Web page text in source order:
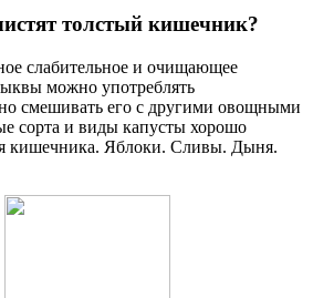
толстый кишечник?
слабительное и очищающее
можно употреблять
смешивать его с другими овощными
сорта и виды капусты хорошо
кишечника. Яблоки. Сливы. Дыня.